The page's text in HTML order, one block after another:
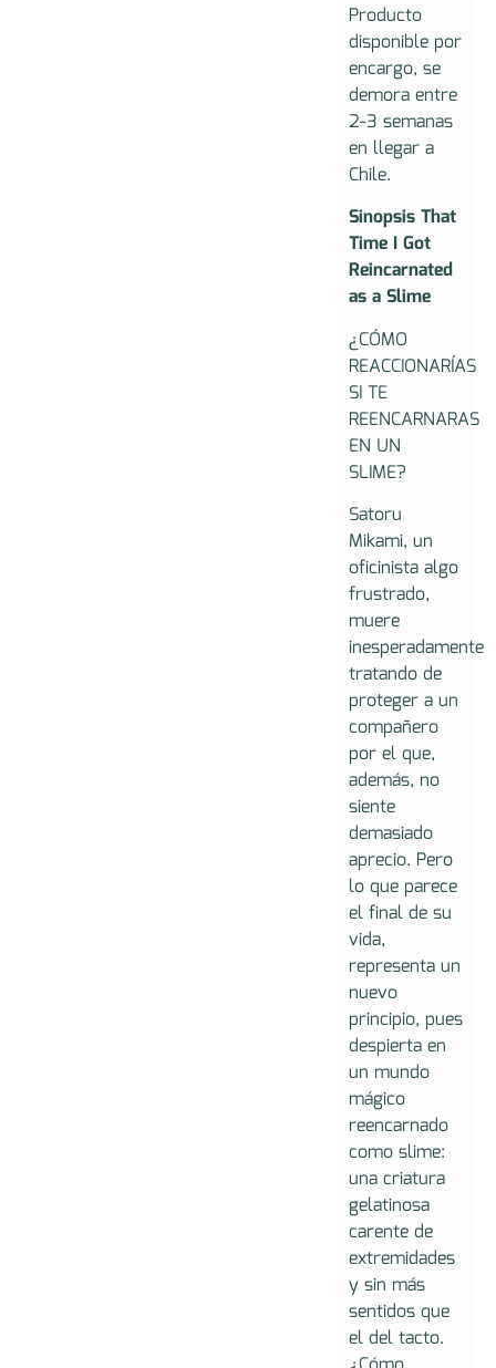
Producto
disponible por
encargo, se
demora entre
2-3 semanas
en llegar a
Chile.
Sinopsis That
Time I Got
Reincarnated
as a Slime
¿CÓMO
REACCIONARÍAS
SI TE
REENCARNARAS
EN UN
SLIME?
Satoru
Mikami, un
oficinista algo
frustrado,
muere
inesperadamente
tratando de
proteger a un
compañero
por el que,
además, no
siente
demasiado
aprecio. Pero
lo que parece
el final de su
vida,
representa un
nuevo
principio, pues
despierta en
un mundo
mágico
reencarnado
como slime:
una criatura
gelatinosa
carente de
extremidades
y sin más
sentidos que
el del tacto.